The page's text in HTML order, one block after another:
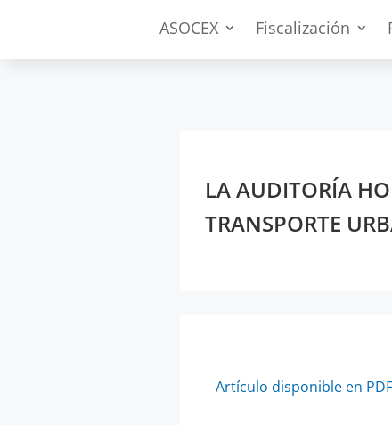
ASOCEX Fiscalización
LA AUDITORÍA
TRANSPORTE
Artículo disponible en